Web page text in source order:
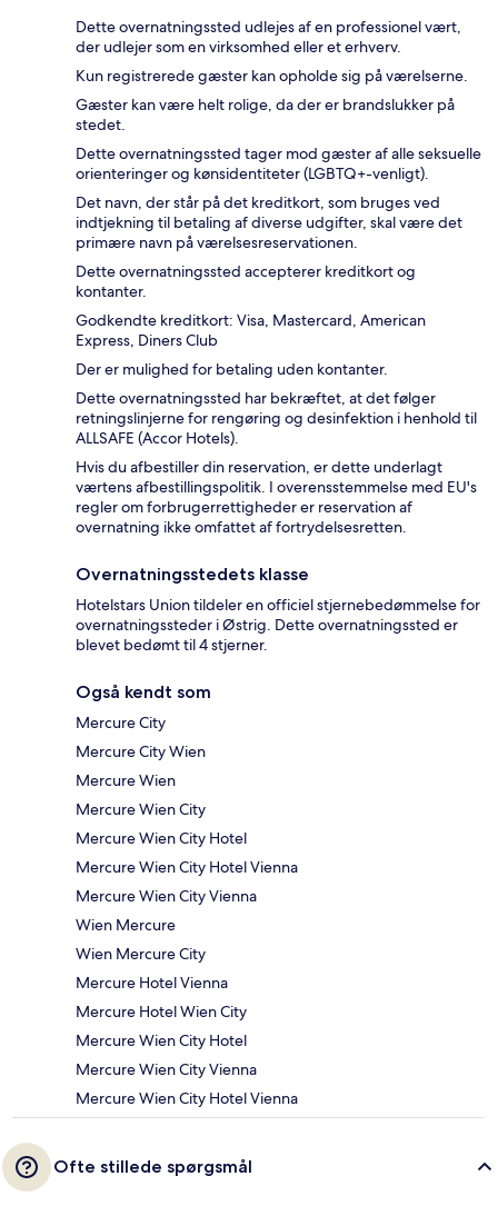
Dette overnatningssted udlejes af en professionel vært,
der udlejer som en virksomhed eller et erhverv.
Kun registrerede gæster kan opholde sig på værelserne.
Gæster kan være helt rolige, da der er brandslukker på
stedet.
Dette overnatningssted tager mod gæster af alle seksuelle
orienteringer og kønsidentiteter (LGBTQ+-venligt).
Det navn, der står på det kreditkort, som bruges ved
indtjekning til betaling af diverse udgifter, skal være det
primære navn på værelsesreservationen.
Dette overnatningssted accepterer kreditkort og
kontanter.
Godkendte kreditkort: Visa, Mastercard, American
Express, Diners Club
Der er mulighed for betaling uden kontanter.
Dette overnatningssted har bekræftet, at det følger
retningslinjerne for rengøring og desinfektion i henhold til
ALLSAFE (Accor Hotels).
Hvis du afbestiller din reservation, er dette underlagt
værtens afbestillingspolitik. I overensstemmelse med EU's
regler om forbrugerrettigheder er reservation af
overnatning ikke omfattet af fortrydelsesretten.
Overnatningsstedets klasse
Hotelstars Union tildeler en officiel stjernebedømmelse for
overnatningssteder i Østrig. Dette overnatningssted er
blevet bedømt til 4 stjerner.
Også kendt som
Mercure City
Mercure City Wien
Mercure Wien
Mercure Wien City
Mercure Wien City Hotel
Mercure Wien City Hotel Vienna
Mercure Wien City Vienna
Wien Mercure
Wien Mercure City
Mercure Hotel Vienna
Mercure Hotel Wien City
Mercure Wien City Hotel
Mercure Wien City Vienna
Mercure Wien City Hotel Vienna
Ofte stillede spørgsmål